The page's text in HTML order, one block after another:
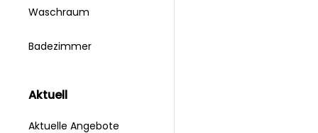
Waschraum
Badezimmer
aktuell
Aktuelle Angebote